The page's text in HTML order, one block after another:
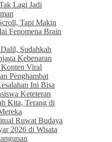
Lagi Jadi
Tapi Makin
Fenomena Brain
Sudahkah
Kebenaran
Viral
Penghambat
Ini Bisa
Keteteran
Kita, Terang di
Ruwat Budaya
2026 di Wisata